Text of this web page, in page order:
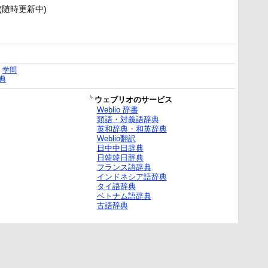
時更新中)
学問
ウェブリオのサービス
Weblio 辞書
類語・対義語辞典
英和辞典・和英辞典
Weblio翻訳
日中中日辞典
日韓韓日辞典
フランス語辞典
インドネシア語辞典
タイ語辞典
ベトナム語辞典
古語辞典